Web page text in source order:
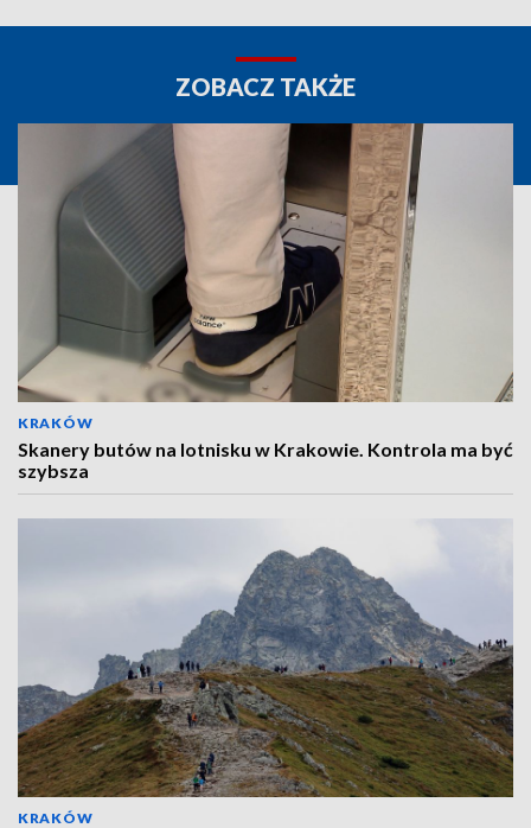
ZOBACZ TAKŻE
KRAKÓW
Skanery butów na lotnisku w Krakowie. Kontrola ma być
szybsza
KRAKÓW